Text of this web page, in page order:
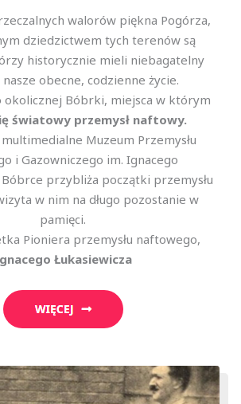
walorów piękna Pogórza,
dziedzictwem tych terenów są
historycznie mieli niebagatelny
nasze obecne, codzienne życie.
okolicznej Bóbrki, miejsca w którym
światowy przemysł naftowy.
Muzeum Przemysłu
i Gazowniczego im. Ignacego
przybliża początki przemysłu
w nim na długo pozostanie w
pamięci.
Pioniera przemysłu naftowego,
Łukasiewicza